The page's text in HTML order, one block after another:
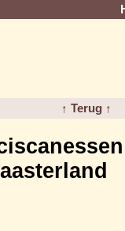
↑ Terug ↑